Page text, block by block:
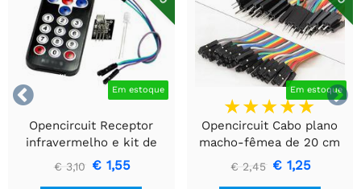

 Em estoque
Opencircuit Receptor
infravermelho e kit de
controle remoto
€ 3,10 € 1,55
Em estoque
Opencircuit Cabo plano
macho-fêmea de 20 cm
40 peças
€ 2,45 € 1,25